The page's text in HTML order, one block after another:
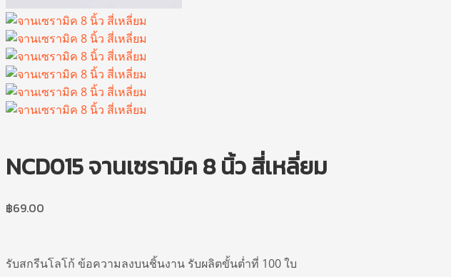
NCD015 จานเซรามิค 8 นิ้ว สี่เหลี่ยม
฿69.00
รับสกรีนโลโก้ ข้อความลงบนชิ้นงาน รับผลิตขั้นต่ำที่ 100 ใบ